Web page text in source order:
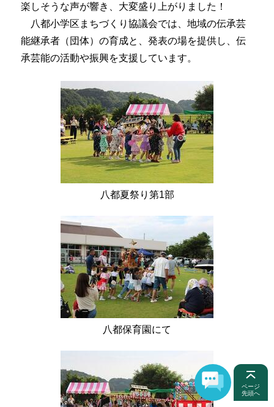
楽しそうな声が響き、大変盛り上がりました！
八都小学区まちづくり協議会では、地域の伝承芸
能継承者（団体）の育成と、発表の場を提供し、伝
承芸能の活動や振興を支援しています。
八都夏祭り第1部
八都保育園にて
ページ
先頭へ